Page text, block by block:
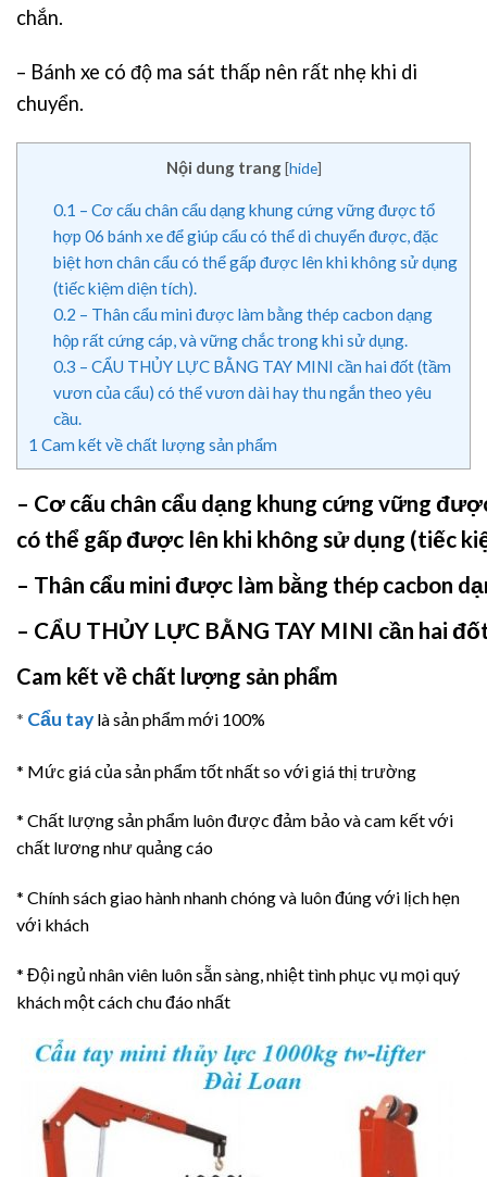
chắn.
– Bánh xe có độ ma sát thấp nên rất nhẹ khi di
chuyển.
Nội dung trang [hide]
0.1 – Cơ cấu chân cẩu dạng khung cứng vững được tổ
hợp 06 bánh xe để giúp cẩu có thể di chuyển được, đặc
biệt hơn chân cẩu có thể gấp được lên khi không sử dụng
(tiếc kiệm diện tích).
0.2 – Thân cẩu mini được làm bằng thép cacbon dạng
hộp rất cứng cáp, và vững chắc trong khi sử dụng.
0.3 – CẨU THỦY LỰC BẰNG TAY MINI cần hai đốt (tầm
vươn của cẩu) có thể vươn dài hay thu ngắn theo yêu
cầu.
1 Cam kết về chất lượng sản phẩm
– Cơ cấu chân cẩu dạng khung cứng vững
có thể gấp được lên khi không sử dụng (tiếc
– Thân cẩu mini được làm bằng thép cacbon
– CẨU THỦY LỰC BẰNG TAY MINI cần hai
Cam kết về chất lượng sản phẩm
* Cẩu tay là sản phẩm mới 100%
* Mức giá của sản phẩm tốt nhất so với giá thị trường
* Chất lượng sản phẩm luôn được đảm bảo và cam kết với
chất lương như quảng cáo
* Chính sách giao hành nhanh chóng và luôn đúng với lịch hẹn
với khách
* Đội ngủ nhân viên luôn sẵn sàng, nhiệt tình phục vụ mọi quý
khách một cách chu đáo nhất